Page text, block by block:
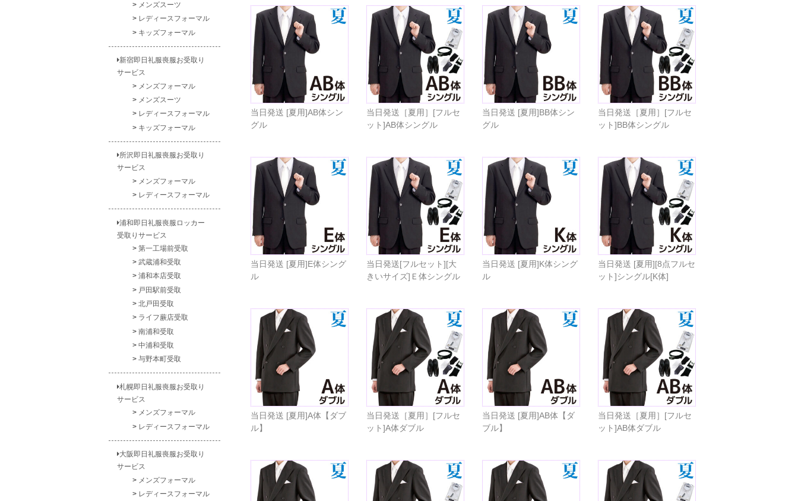
当日発送 [夏用]AB体シン
グル
当日発送［夏用］[フルセ
ット]AB体シングル
当日発送 [夏用]BB体シン
グル
当日発送［夏用］[フルセ
ット]BB体シングル
当日発送 [夏用]E体シング
ル
当日発送[フルセット][大
きいサイズ]Ｅ体シングル
当日発送 [夏用]K体シング
ル
当日発送 [夏用][8点フルセ
ット]シングル[K体]
当日発送 [夏用]A体【ダブ
ル】
当日発送［夏用］[フルセ
ット]A体ダブル
当日発送 [夏用]AB体【ダ
ブル】
当日発送［夏用］[フルセ
ット]AB体ダブル
メンズスーツ
レディースフォーマル
キッズフォーマル
新宿即日礼服喪服お受取り
サービス
メンズフォーマル
メンズスーツ
レディースフォーマル
キッズフォーマル
所沢即日礼服喪服お受取り
サービス
メンズフォーマル
レディースフォーマル
浦和即日礼服喪服ロッカー
受取りサービス
第一工場前受取
武蔵浦和受取
浦和本店受取
戸田駅前受取
北戸田受取
ライフ蕨店受取
南浦和受取
中浦和受取
与野本町受取
札幌即日礼服喪服お受取り
サービス
メンズフォーマル
レディースフォーマル
大阪即日礼服喪服お受取り
サービス
メンズフォーマル
レディースフォーマル